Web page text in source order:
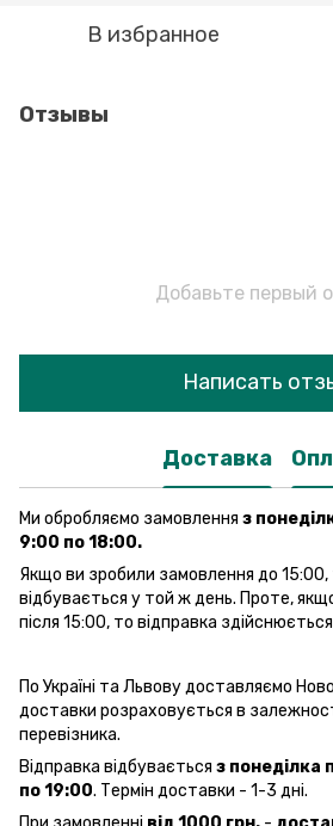
В избранное
Отзывы
Добавьте первый
Написать
Доставка
Ми обробляємо замовлення з
9:00 по 18:00.
Якщо ви зробили замовлення до 15:00,
відбувається у той ж день. Проте,
після 15:00, то відправка
По Україні та Львову доставляємо
доставки розраховується в
перевізника.
Відправка відбувається з понеділка
по 19:00. Термін доставки - 1-3 дні.